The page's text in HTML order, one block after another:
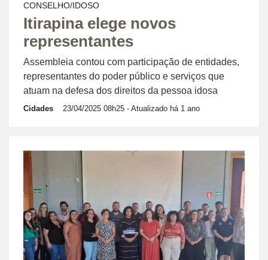
CONSELHO/IDOSO
Itirapina elege novos
representantes
Assembleia contou com participação de entidades,
representantes do poder público e serviços que
atuam na defesa dos direitos da pessoa idosa
Cidades 23/04/2025 08h25 - Atualizado há 1 ano